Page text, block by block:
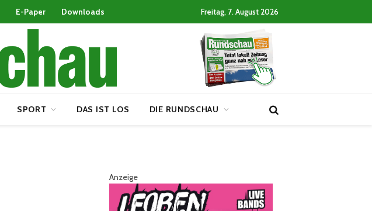
E-Paper Downloads Freitag, 7. August 2026
SPORT DAS IST LOS DIE RUNDSCHAU
Anzeige